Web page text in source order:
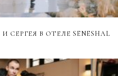
В ОТЕЛЕ SENESHAL